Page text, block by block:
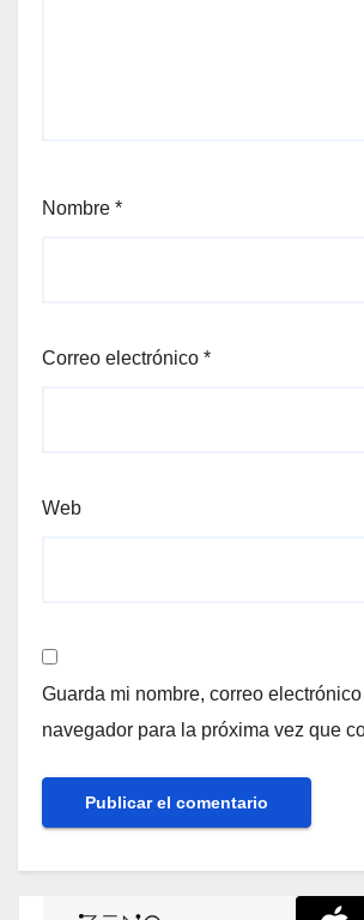
Nombre *
Correo electrónico *
Web
Guarda mi nombre, correo
navegador para la próxima vez que